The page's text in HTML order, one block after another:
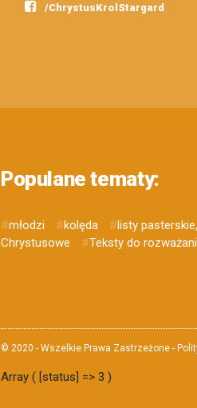
/ChrystusKrolStargard
Populane tematy:
#młodzi #kolęda #listy
Chrystusowe
#Teksty do
© 2020 - Wszelkie Prawa Zastrzeżone -
Array ( [status] => 3 )